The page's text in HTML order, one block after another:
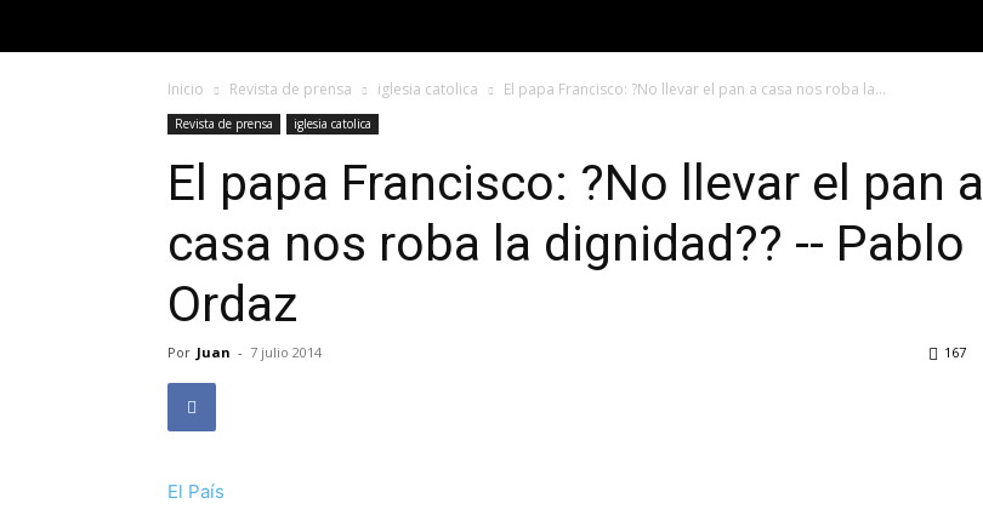
Inicio Revista de prensa iglesia catolica El papa Francisco: ?No llevar el pan a casa nos roba la...
Revista de prensa iglesia catolica
El papa Francisco: ?No llevar el pan a
casa nos roba la dignidad?? -- Pablo
Ordaz
Por Juan - 7 julio 2014 167
El País